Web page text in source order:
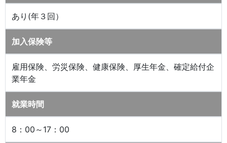
あり(年３回）
加入保険等
雇用保険、労災保険、健康保険、厚生年金、確定給付企
業年金
就業時間
8：00～17：00